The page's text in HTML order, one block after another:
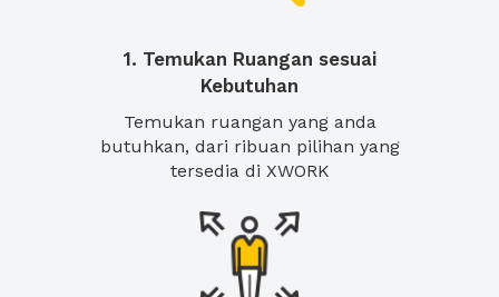
1. Temukan Ruangan sesuai
Kebutuhan
Temukan ruangan yang anda
butuhkan, dari ribuan pilihan yang
tersedia di XWORK